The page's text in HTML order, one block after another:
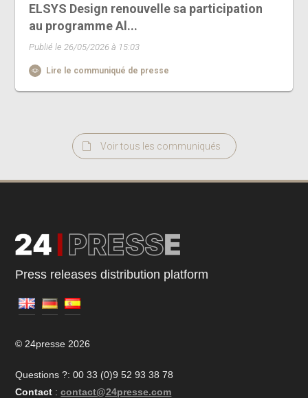
ELSYS Design renouvelle sa participation
au programme Al...
Publié le 26/05/2026 à 15:03
Lire le communiqué de presse
Voir tous les communiqués
Press releases distribution platform
© 24presse 2026
Questions ?: 00 33 (0)9 52 93 38 78
Contact : contact@24presse.com